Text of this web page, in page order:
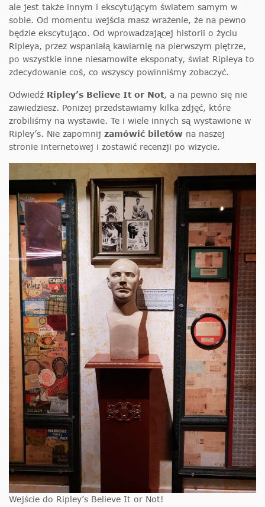
ale jest także innym i ekscytującym światem samym w
sobie. Od momentu wejścia masz wrażenie, że na pewno
będzie ekscytująco. Od wprowadzającej historii o życiu
Ripleya, przez wspaniałą kawiarnię na pierwszym piętrze,
po wszystkie inne niesamowite eksponaty, świat Ripleya to
zdecydowanie coś, co wszyscy powinniśmy zobaczyć.
Odwiedź Ripley’s Believe It or Not, a na pewno się nie
zawiedziesz. Poniżej przedstawiamy kilka zdjęć, które
zrobiliśmy na wystawie. Te i wiele innych są wystawione w
Ripley’s. Nie zapomnij zamówić biletów na naszej
stronie internetowej i zostawić recenzji po wizycie.
Wejście do Ripley’s Believe It or Not!